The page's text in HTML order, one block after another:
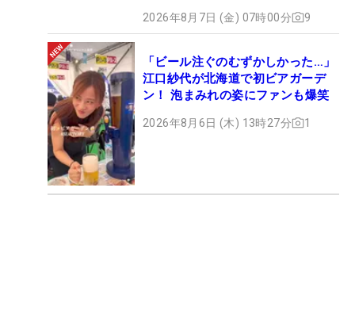
2026年8月7日 (金) 07時00分 9
「ビール注ぐのむずかしかった…」
江口紗代が北海道で初ビアガーデ
ン！ 泡まみれの姿にファンも爆笑
2026年8月6日 (木) 13時27分 1